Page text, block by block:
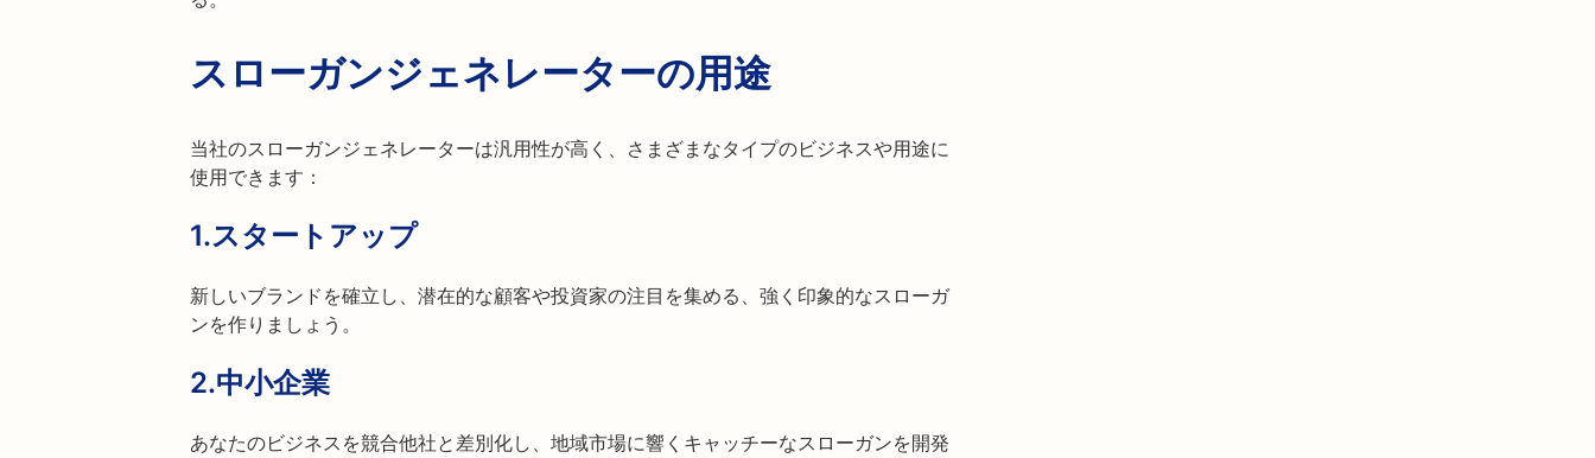
スローガンジェネレーターの用途
当社のスローガンジェネレーターは汎用性が高く、さまざまなタイプのビジネスや用途に
使用できます：
1.スタートアップ
新しいブランドを確立し、潜在的な顧客や投資家の注目を集める、強く印象的なスローガ
ンを作りましょう。
2.中小企業
あなたのビジネスを競合他社と差別化し、地域市場に響くキャッチーなスローガンを開発